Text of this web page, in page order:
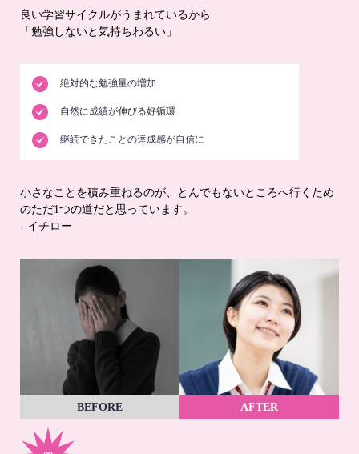
良い学習サイクルがうまれているから
「勉強しないと気持ちわるい」
絶対的な勉強量の増加
自然に成績が伸びる好循環
継続できたことの達成感が自信に
小さなことを積み重ねるのが、とんでもないところへ行くため
のただ1つの道だと思っています。
- イチロー
BEFORE AFTER